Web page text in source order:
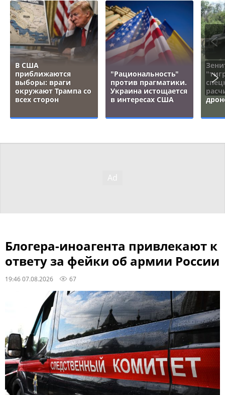
В США
приближаются
выборы: враги
окружают Трампа со
всех сторон
"Рациональность"
против прагматики.
Украина истощается
в интересах США
Блогера-иноагента привлекают к
ответу за фейки об армии России
19:46 07.08.2026 67